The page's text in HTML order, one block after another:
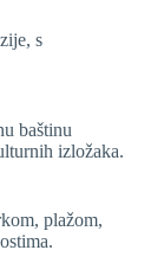
s
baštinu
izložaka.
plažom,